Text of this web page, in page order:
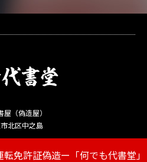
屋（偽造屋）
北区中之島
免許証偽造ー「何でも代書堂」